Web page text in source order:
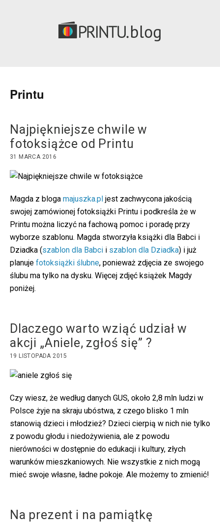
blog
Printu
Najpiękniejsze chwile w
fotoksiążce od Printu
31 MARCA 2016
Magda z bloga majuszka.pl jest zachwycona jakością
swojej zamówionej fotoksiążki Printu i podkreśla że w
Printu można liczyć na fachową pomoc i poradę przy
wyborze szablonu. Magda stworzyła książki dla Babci i
Dziadka (szablon dla Babci i szablon dla Dziadka) i już
planuje fotoksiążki ślubne, ponieważ zdjęcia ze swojego
ślubu ma tylko na dysku. Więcej zdjęć książek Magdy
poniżej.
Dlaczego warto wziąć udział w
akcji „Aniele, zgłoś się” ?
19 LISTOPADA 2015
Czy wiesz, że według danych GUS, około 2,8 mln ludzi w
Polsce żyje na skraju ubóstwa, z czego blisko 1 mln
stanowią dzieci i młodzież? Dzieci cierpią w nich nie tylko
z powodu głodu i niedożywienia, ale z powodu
nierówności w dostępnie do edukacji i kultury, złych
warunków mieszkaniowych. Nie wszystkie z nich mogą
mieć swoje własne, ładne pokoje. Ale możemy to zmienić!
Na prezent i na pamiątkę